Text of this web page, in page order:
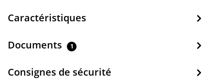
Caractéristiques
Documents 1
Consignes de sécurité